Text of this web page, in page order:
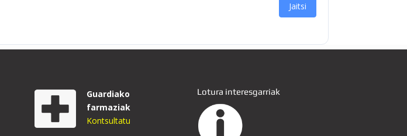
Jaitsi
Guardiako
farmaziak
Kontsultatu
Lotura interesgarriak